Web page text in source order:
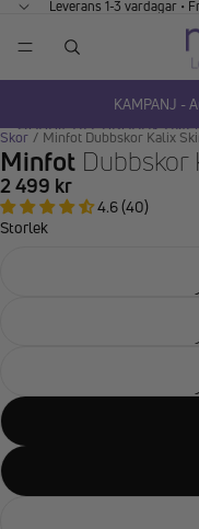
Leverans 1-3 vardagar •
KAMPANJ -
HOPPA TILL
Skor / Minfot Dubbskor Kalix
Minfot Dubbskor
2 499 kr
4.6 (40)
Storlek